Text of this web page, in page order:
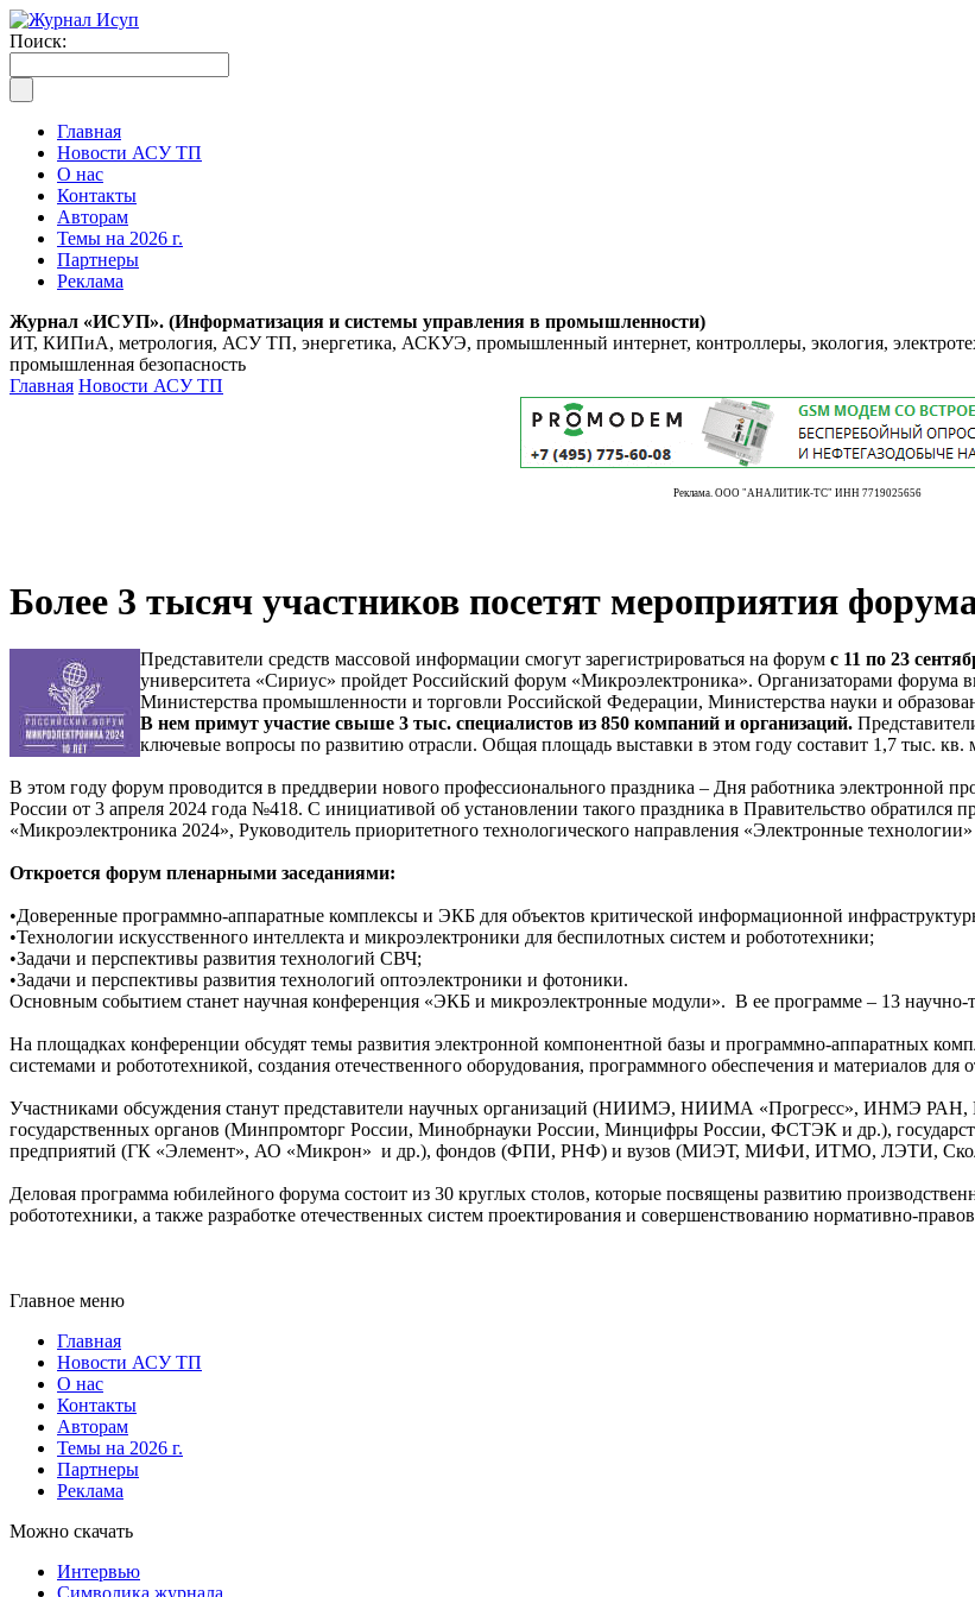
Поиск:
Главная
Новости АСУ ТП
О нас
Контакты
Авторам
Темы на 2026 г.
Партнеры
Реклама
Журнал «ИСУП». (Информатизация и системы управления в промышленности)
ИТ, КИПиА, метрология, АСУ ТП, энергетика, АСКУЭ, промышленный интернет, контроллеры, экология,
промышленная безопасность
Главная Новости АСУ ТП
Реклама. ООО "АНАЛИТИК-ТС" ИНН 7719025656
Более 3 тысяч участников посетят мероприятия
Представители средств массовой информации смогут зарегистрироваться на форум с 11 по 23
университета «Сириус» пройдет Российский форум «Микроэлектроника». Организаторами
Министерства промышленности и торговли Российской Федерации, Министерства науки и
В нем примут участие свыше 3 тыс. специалистов из 850 компаний и организаций.
ключевые вопросы по развитию отрасли. Общая площадь выставки в этом году составит 1,7 тыс. кв.
В этом году форум проводится в преддверии нового профессионального праздника – Дня работника электронной
России от 3 апреля 2024 года №418. С инициативой об установлении такого праздника в Правительство обратился
«Микроэлектроника 2024», Руководитель приоритетного технологического направления «Электронные
Откроется форум пленарными заседаниями:
•Доверенные программно-аппаратные комплексы и ЭКБ для объектов критической информационной
•Технологии искусственного интеллекта и микроэлектроники для беспилотных систем и робототехники;
•Задачи и перспективы развития технологий СВЧ;
•Задачи и перспективы развития технологий оптоэлектроники и фотоники.
Основным событием станет научная конференция «ЭКБ и микроэлектронные модули». В ее программе – 13 научно-
На площадках конференции обсудят темы развития электронной компонентной базы и программно-аппаратных
системами и робототехникой, создания отечественного оборудования, программного обеспечения и материалов для
Участниками обсуждения станут представители научных организаций (НИИМЭ, НИИМА «Прогресс», ИНМЭ
государственных органов (Минпромторг России, Минобрнауки России, Минцифры России, ФСТЭК и др.),
предприятий (ГК «Элемент», АО «Микрон» и др.), фондов (ФПИ, РНФ) и вузов (МИЭТ, МИФИ, ИТМО, ЛЭТИ,
Деловая программа юбилейного форума состоит из 30 круглых столов, которые посвящены развитию
робототехники, а также разработке отечественных систем проектирования и совершенствованию нормативно-
Главное меню
Главная
Новости АСУ ТП
О нас
Контакты
Авторам
Темы на 2026 г.
Партнеры
Реклама
Можно скачать
Интервью